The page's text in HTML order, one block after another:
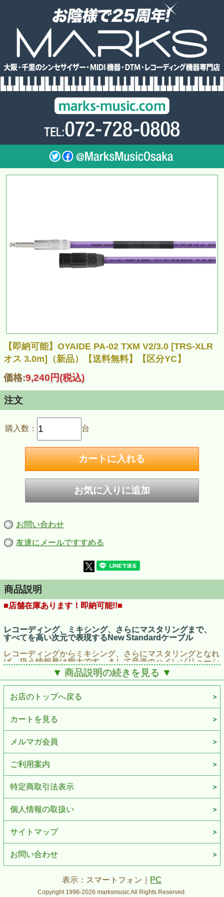
【即納可能】OYAIDE PA-02 TXM V2/3.0 [TRS-XLR
オス 3.0m]（新品）【送料無料】【区分YC】
価格:9,240円(税込)
注文
購入数： 台
お問い合わせ
友達にメールですすめる
商品説明
■店舗在庫あります！即納可能!!■
レコーディング、ミキシング、さらにマスタリングまで、
すべてを高い次元で表現するNew Standardケーブル
レコーディングからミキシング、さらにマスタリングとなれ
ば、扱う情報量は膨大です。まして音楽のハイレゾリューシ
ョン化が大きなトレンドである現代において、実音の正確な
ピッチや倍音の把握、EQののり、ダイナミクスプロセッサ
ーのかかりやスピード、音像の滲みやダブつきの排除、など
ケアーすべき点は多岐に渡ります。そしてこれらはすべて音
楽を生み出すために必要な要素です。 瞬時にすべてのパー
トと状況を把握する、作業性の向上は時間の効率化にもつな
がります。
たとえ倍音の豊かなボーカルであっても、レコーディング段
階でその聴こえる音をありのままに収音し伝送しなければ意
たパートは無駄にブーストされたものになってしまいます。
意図的なものであれ、そうでないものであれ、まず本来聴こ
えている音を正確に把握することがスタートです。音楽制作
に必要な音は、無駄な色づけとしての明るさによる聴こえの
良い音ではなく、音の輪郭や前後感、空間やリバーブの減衰
スピードなどをストレスなくモニターできる正確さです。
このように多岐に渡って求められる、音楽制作に必要な正確
性に、精密導体”102SSC”を搭載したPA-02 V2 seriesが応え
ます。
PA-02 V2ではコアとなる導体に精密導体“102SSC”を搭載し
ています。精密導体“102SSC” は「普遍的な材料を世界最高
峰の技術と品質で生産する」というコンセプトのもと、1年
▼ 商品説明の続きを見る ▼
お店のトップへ戻る
カートを見る
メルマガ会員
ご利用案内
特定商取引法表示
個人情報の取扱い
サイトマップ
お問い合わせ
表示：スマートフォン｜ PC
Copyright 1998-2026 marksmusic All Rights Reserved.